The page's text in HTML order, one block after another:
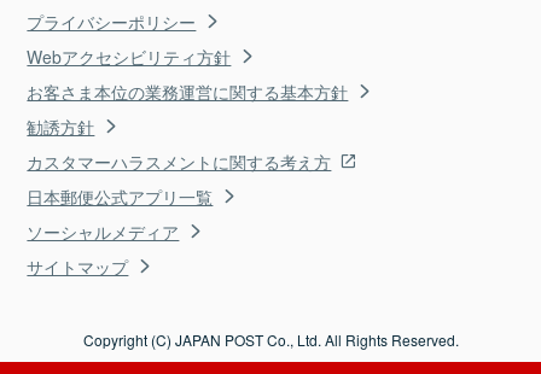
プライバシーポリシー
Webアクセシビリティ方針
お客さま本位の業務運営に関する基本方針
勧誘方針
カスタマーハラスメントに関する考え方
日本郵便公式アプリ一覧
ソーシャルメディア
サイトマップ
Copyright (C) JAPAN POST Co., Ltd. All Rights Reserved.